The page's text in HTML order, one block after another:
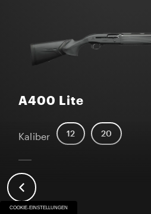
A400 Lite
Kaliber 12 20
COOKIE-EINSTELLUNGEN